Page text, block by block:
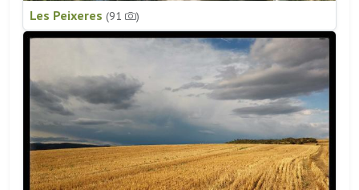
Les Peixeres (91 )